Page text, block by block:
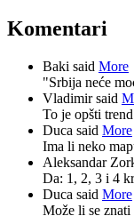
Komentari
Baki said More
"Srbija neće
Vladimir said
To je opšti
Duca said More
Ima li neko
Aleksandar
Da: 1, 2, 3 i 4
Duca said More
Može li se znati